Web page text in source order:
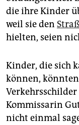
die ihre Kinder
weil sie den
hielten, seien
Kinder, die sich
können,
Kommissarin
nicht einmal